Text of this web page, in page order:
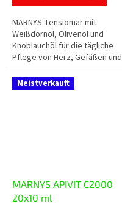
MARNYS Tensiomar mit
Weißdornöl, Olivenöl und
Knoblauchöl für die tägliche
Pflege von Herz, Gefäßen und
Blutkreislauf. Jede Kapsel
enthält 200 mg Weißdornöl, 200
mg Olivenöl und...
Meistverkauft
MARNYS APIVIT C2000
20x10 ml